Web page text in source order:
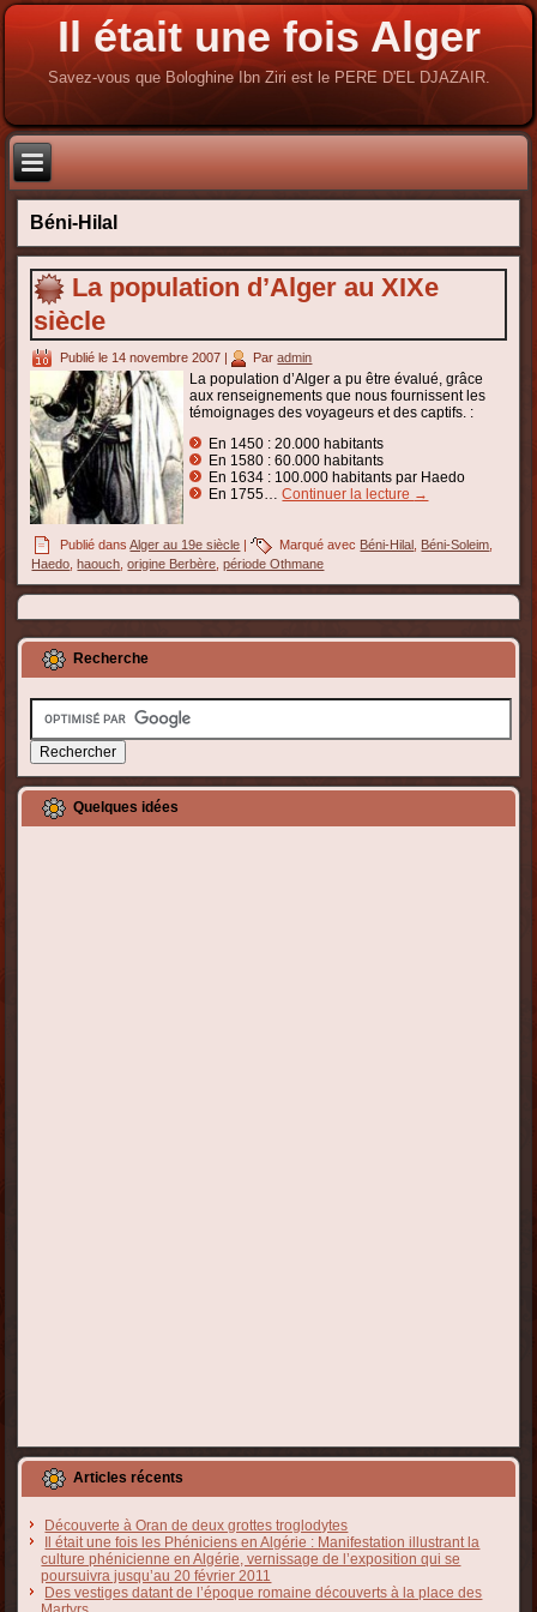
Il était une fois Alger
Savez-vous que Bologhine Ibn Ziri est le PERE D'EL DJAZAIR.
Béni-Hilal
La population d’Alger au XIXe
siècle
Publié le 14 novembre 2007 | Par admin
La population d’Alger a pu être évalué, grâce
aux renseignements que nous fournissent les
témoignages des voyageurs et des captifs. :
En 1450 : 20.000 habitants
En 1580 : 60.000 habitants
En 1634 : 100.000 habitants par Haedo
En 1755…Continuer la lecture →
Publié dans Alger au 19e siècle | Marqué avec Béni-Hilal Béni-Soleim
Haedo ,haouch ,origine Berbère ,période Othmane
Recherche
Quelques idées
Articles récents
Découverte à Oran de deux grottes troglodytes
Il était une fois les Phéniciens en Algérie : Manifestation illustrant la
culture phénicienne en Algérie, vernissage de l’exposition qui se
poursuivra jusqu’au 20 février 2011
Des vestiges datant de l’époque romaine découverts à la place des